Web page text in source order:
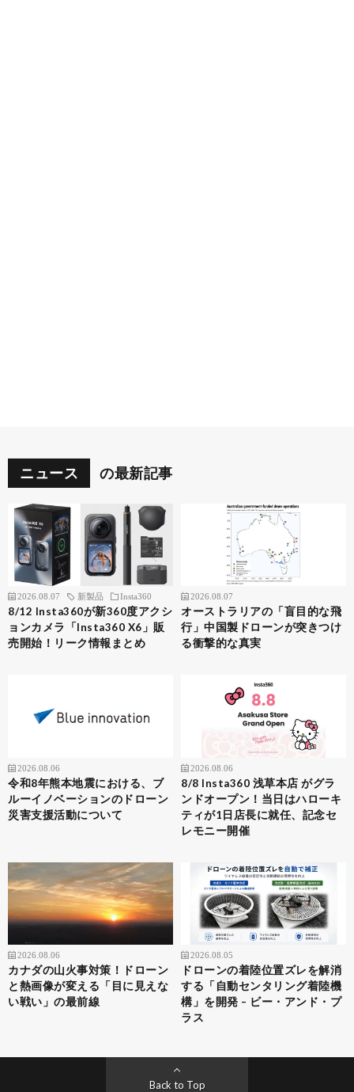
ニュース の最新記事
2026.08.07 新製品 Insta360
8/12 Insta360が新360度アクシ
ョンカメラ「Insta360 X6」販
売開始！リーク情報まとめ
2026.08.07
オーストラリアの「盲目的な飛
行」中国製ドローンが突きつけ
る衝撃的な真実
2026.08.06
令和8年熊本地震における、ブ
ルーイノベーションのドローン
災害支援活動について
2026.08.06
8/8 Insta360 浅草本店 がグラ
ンドオープン！当日はハローキ
ティが1日店長に就任、記念セ
レモニー開催
2026.08.06
カナダの山火事対策！ドローン
と熱画像が変える「目に見えな
い戦い」の最前線
2026.08.05
ドローンの着陸位置ズレを解消
する「自動センタリング着陸機
構」を開発 – ビー・アンド・プ
ラス
Back to Top